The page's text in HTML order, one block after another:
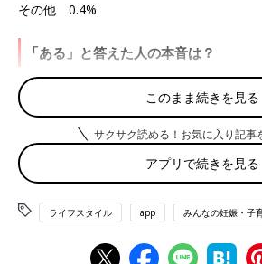
その他 0.4%
「ある」と答えた人の本音は？
「かいてもらってよかったです」（はな24
「よかった。かゆいというより洗い足りな
った」（nobby）
としかないです！(笑)」（huey）
「ソフトタッチすぎて洗われてる感がなか
このまま続きを見る
サクサク読める！お気に入り記事
アプリで続きを見る
ライフスタイル app みんなの妊娠・子